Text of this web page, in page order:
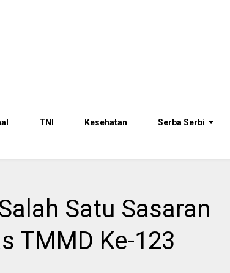
TNI Kesehatan Serba Serbi
Satu Sasaran
TMMD Ke-123